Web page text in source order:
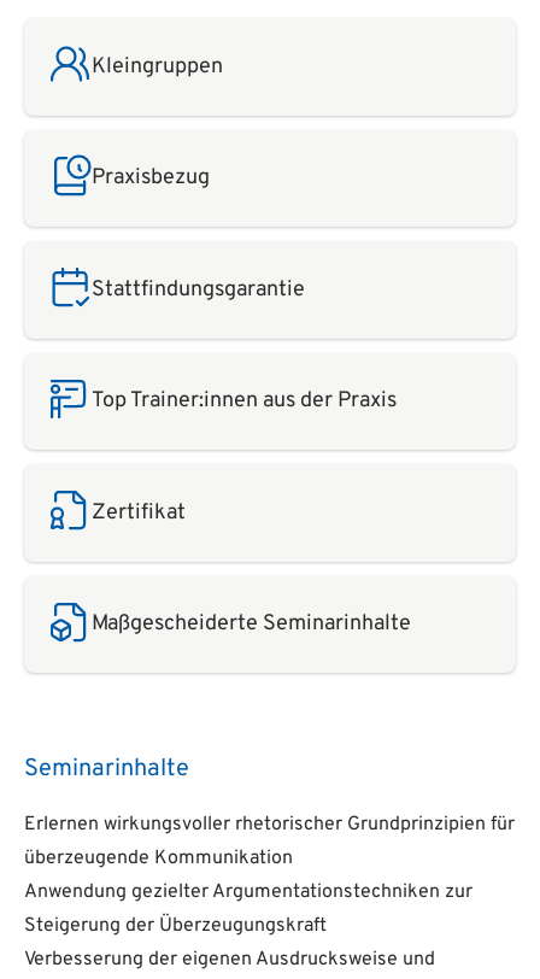
Kleingruppen
Praxisbezug
Stattfindungsgarantie
Top Trainer:innen aus der Praxis
Zertifikat
Maßgescheiderte Seminarinhalte
Seminarinhalte
Erlernen wirkungsvoller rhetorischer Grundprinzipien für
überzeugende Kommunikation
Anwendung gezielter Argumentationstechniken zur
Steigerung der Überzeugungskraft
Verbesserung der eigenen Ausdrucksweise und